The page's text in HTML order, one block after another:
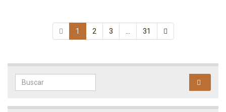
1 2 3 31
Search for: